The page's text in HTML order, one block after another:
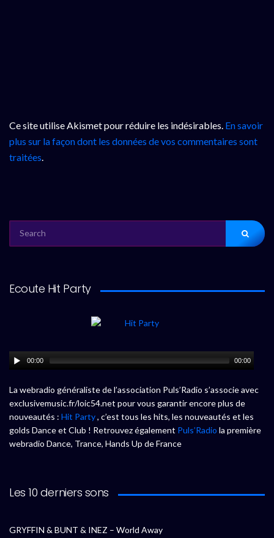
Ce site utilise Akismet pour réduire les indésirables. En savoir
plus sur la façon dont les données de vos commentaires sont
traitées.
FOR:
Ecoute Hit Party
00:00 00:00
La webradio généraliste de l’association Puls’Radio s’associe avec
exclusivemusic.fr/loic54.net pour vous garantir encore plus de
nouveautés : Hit Party, c’est tous les hits, les nouveautés et les
golds Dance et Club ! Retrouvez également Puls’Radio la première
webradio Dance, Trance, Hands Up de France
Les 10 derniers sons
GRYFFIN & BUNT & INEZ – World Away